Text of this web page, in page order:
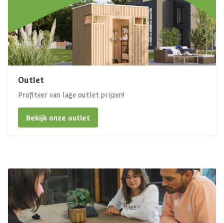
Outlet
Profiteer van lage outlet prijzen!
Bekijk onze outlet